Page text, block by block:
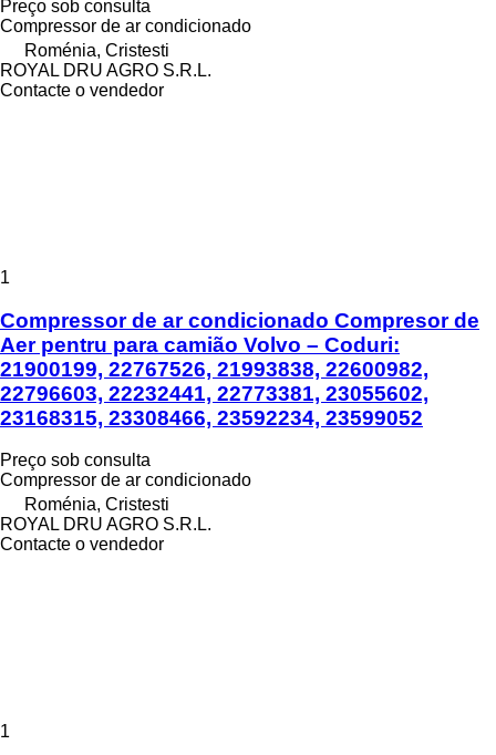
Preço sob consulta
Compressor de ar condicionado
Roménia, Cristesti
ROYAL DRU AGRO S.R.L.
Contacte o vendedor
1
Compressor de ar condicionado Compresor de
Aer pentru para camião Volvo – Coduri:
21900199, 22767526, 21993838, 22600982,
22796603, 22232441, 22773381, 23055602,
23168315, 23308466, 23592234, 23599052
Preço sob consulta
Compressor de ar condicionado
Roménia, Cristesti
ROYAL DRU AGRO S.R.L.
Contacte o vendedor
1